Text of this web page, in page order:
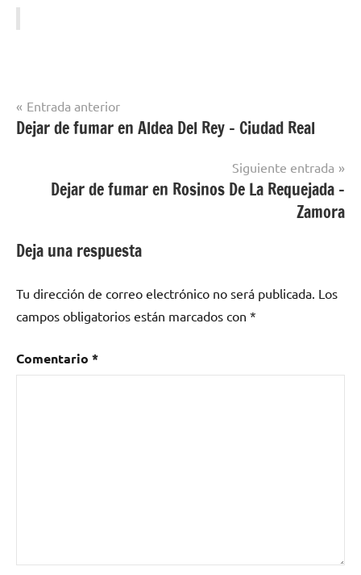
Dejar de
Central
Navegación
de
Entrada anterior
Dejar de fumar en Aldea Del Rey – Ciudad Real
Siguiente entrada
Dejar de fumar en Rosinos De La Requejada –
Zamora
Deja una respuesta
Tu dirección de correo electrónico no será publicada. Los
campos obligatorios están marcados con *
Comentario *